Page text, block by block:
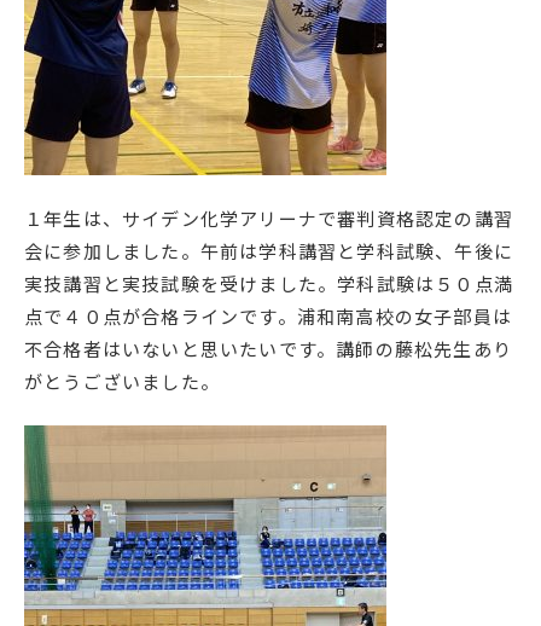
１年生は、サイデン化学アリーナで審判資格認定の講習
会に参加しました。午前は学科講習と学科試験、午後に
実技講習と実技試験を受けました。学科試験は５０点満
点で４０点が合格ラインです。浦和南高校の女子部員は
不合格者はいないと思いたいです。講師の藤松先生あり
がとうございました。